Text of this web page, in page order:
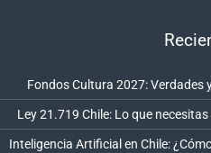
Fondos Cultura 2027: Verdades
Ley 21.719 Chile: Lo que
Inteligencia Artificial en Chile: